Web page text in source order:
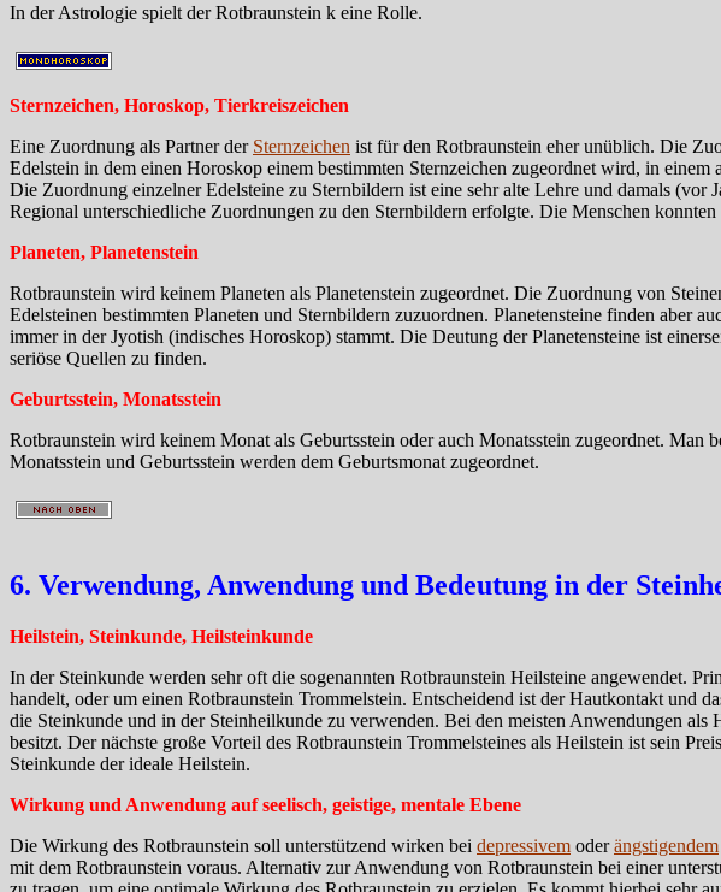
In der Astrologie spielt der Rotbraunstein k eine Rolle.
Sternzeichen, Horoskop, Tierkreiszeichen
Eine Zuordnung als Partner der Sternzeichen ist für den Rotbraunstein eher unüblich. Die
Edelstein in dem einen Horoskop einem bestimmten Sternzeichen zugeordnet wird, in
Die Zuordnung einzelner Edelsteine zu Sternbildern ist eine sehr alte Lehre und damals
Regional unterschiedliche Zuordnungen zu den Sternbildern erfolgte. Die Menschen
Planeten, Planetenstein
Rotbraunstein wird keinem Planeten als Planetenstein zugeordnet. Die Zuordnung von
Edelsteinen bestimmten Planeten und Sternbildern zuzuordnen. Planetensteine finden aber
immer in der Jyotish (indisches Horoskop) stammt. Die Deutung der Planetensteine ist
seriöse Quellen zu finden.
Geburtsstein, Monatsstein
Rotbraunstein wird keinem Monat als Geburtsstein oder auch Monatsstein zugeordnet.
Monatsstein und Geburtsstein werden dem Geburtsmonat zugeordnet.
6. Verwendung, Anwendung und Bedeutung in der
Heilstein, Steinkunde, Heilsteinkunde
In der Steinkunde werden sehr oft die sogenannten Rotbraunstein Heilsteine angewendet.
handelt, oder um einen Rotbraunstein Trommelstein. Entscheidend ist der Hautkontakt und
die Steinkunde und in der Steinheilkunde zu verwenden. Bei den meisten Anwendungen
besitzt. Der nächste große Vorteil des Rotbraunstein Trommelsteines als Heilstein ist sein
Steinkunde der ideale Heilstein.
Wirkung und Anwendung auf seelisch, geistige, mentale Ebene
Die Wirkung des Rotbraunstein soll unterstützend wirken bei depressivem oderängstigendem
mit dem Rotbraunstein voraus. Alternativ zur Anwendung von Rotbraunstein bei einer